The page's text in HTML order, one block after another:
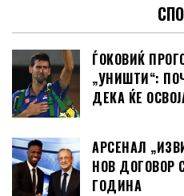
ЃОКОВИЌ
„УНИШТИ“:
ДЕКА ЌЕ
АРСЕНАЛ
НОВ ДОГОВОР
ГОДИНА